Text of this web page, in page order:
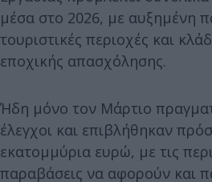
μέσα στο 2026, με αυξημένη
τουριστικές περιοχές και
εποχικής απασχόλησης.
Ήδη μόνο τον Μάρτιο
έλεγχοι και επιβλήθηκαν
εκατομμύρια ευρώ, με τις
παραβάσεις να αφορούν και